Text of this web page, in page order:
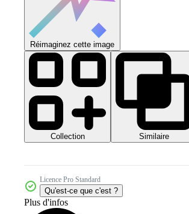
Réimaginez cette image
Collection Similaire
Licence Pro Standard
Qu'est-ce que c'est ?
Plus d'infos